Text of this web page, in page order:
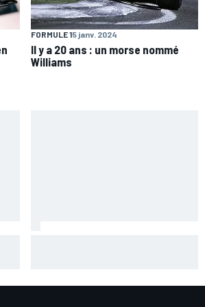
FORMULE 15 janv. 2024
Il y a 20 ans : un morse nommé
Williams